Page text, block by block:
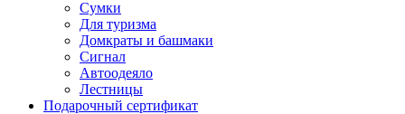
Сумки
Для туризма
Домкраты и башмаки
Сигнал
Автоодеяло
Лестницы
Подарочный сертификат